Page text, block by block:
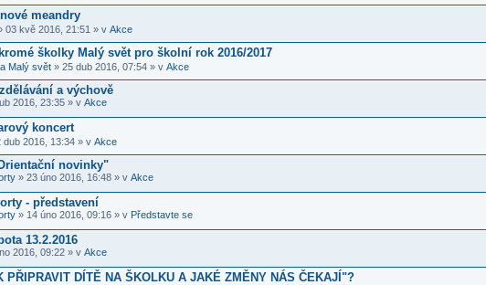
meandry
03 kvě 2016, 21:51 » v Akce
školky Malý svět pro školní rok 2016/2017
Malý svět » 25 dub 2016, 07:54 » v Akce
a výchově
2016, 23:35 » v Akce
koncert
dub 2016, 13:34 » v Akce
novinky"
» 23 úno 2016, 16:48 » v Akce
- představení
» 14 úno 2016, 09:16 » v Představte se
13.2.2016
2016, 09:22 » v Akce
PŘIPRAVIT DÍTĚ NA ŠKOLKU A JAKÉ ZMĚNY NÁS ČEKAJÍ"?